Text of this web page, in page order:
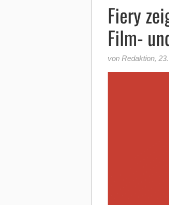
Fiery
Film-
von Redaktion,